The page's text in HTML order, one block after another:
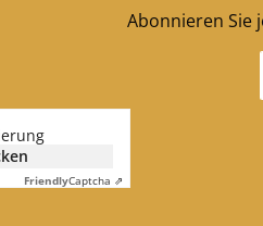
Abonnieren Sie
FriendlyCaptcha ⇗